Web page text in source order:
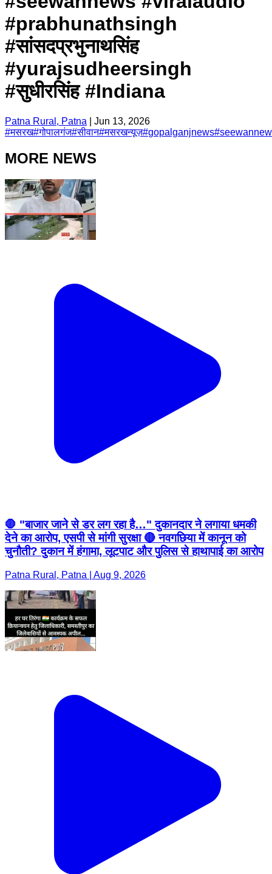
#prabhunathsingh
#सांसदप्रभुनाथसिंह
#yurajsudheersingh
#सुधीरसिंह #Indiana
Patna Rural, Patna
Jun 13, 2026
#मसरख#गोपालगंज#सीवान#मसरखन्यूज़#gopalganjnews#
MORE NEWS
🛑 "बाजार जाने से डर लग रहा है…" दुकानदार ने लगाया धमकी
देने का आरोप, एसपी से मांगी सुरक्षा 🔴 नवगछिया में कानून को
चुनौती? दुकान में हंगामा, लूटपाट और पुलिस से हाथापाई का आरोप
Patna Rural, Patna | Aug 9, 2026